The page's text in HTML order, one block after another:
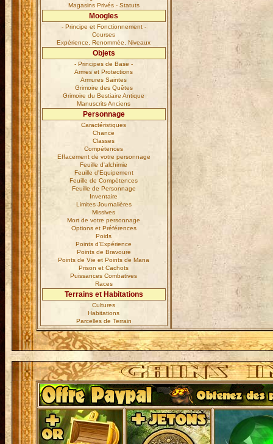
Magasins Privés - Statuts
Moogles
- Principe et Fonctionnement -
Courses
Expérience, Renommée, Niveaux
Objets
- Principes de Base -
Armes et Protections
Armures Saintes
Grimoire des Quêtes
Grimoire du Bestiaire Antique
Manuscrits Anciens
Personnage
Caractéristiques
Chance
Classes
Compétences
Effacement de votre personnage
Feuille d'alchimie
Feuille d'Equipement
Feuille de Compétences
Feuille de Personnage
Inventaire
Limites Journalières
Missives
Mort de votre personnage
Options et Préférences
Poids
Points d'Expérience
Points de Bravoure
Points de Vie et Points de Mana
Prison et Cachots
Puissances Combatives
Races
Terrains et Habitations
Cultures
Habitations
Parcelles de Terrain